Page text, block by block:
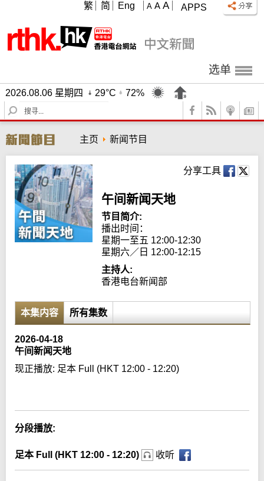
APPS
A A A
繁 简 Eng
选单
2026.08.06 星期四 29°C
72%
S
e
r
c
h
主页 新闻节目
分享工具
午间新闻天地
节目简介:
播出时间：
星期一至五 12:00-12:30
星期六／日 12:00-12:15
主持人:
香港电台新闻部
本集内容 所有集数
2026-04-18
午间新闻天地
现正播放: 足本 Full (HKT 12:00 - 12:20)
分段播放:
足本 Full (HKT 12:00 - 12:20) 收听